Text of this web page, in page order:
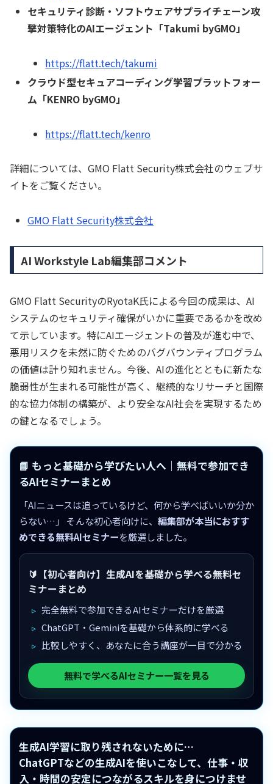
セキュリティ診断・ソフトウェアサプライチェーン攻
撃対策特化のAIエージェント「Takumi byGMO」
https://flatt.tech/takumi
クラウド型セキュアコーディング学習プラットフォー
ム「KENRO byGMO」
https://flatt.tech/kenro
詳細については、GMO Flatt Security株式会社のウェブサ
イトをご覧ください。
GMO Flatt Security株式会社
AI Workstyle Lab編集部コメント
GMO Flatt SecurityのRyotaK氏による今回の成果は、AI
システムのセキュリティ確保がいかに重要であるかを改め
て示しています。特にAIエージェントの普及が進む中で、
悪用リスクを未然に防ぐためのバグバウンティプログラム
の価値は計り知れません。今後、AIの進化とともに新たな
脆弱性が生まれる可能性が高く、継続的なリサーチと国際
的な協力体制の構築が、より安全なAI社会を実現するため
の鍵となるでしょう。
📘 もっと基礎から学びたい人へ｜無料で参加でき
るAIセミナーまとめ
「AIニュースは追っているけど、何から学べばいいか分か
らない…」 そんな初心者向けに、 編集部が本当におすす
めできる無料AIセミナーを厳選しました。
🔰【初心者向け】生成AIを基礎から学べる無料セ
ミナーまとめ
完全無料で参加できるAIセミナーだけを厳選
ChatGPT・Geminiを基礎から体系的に学べる
比較しやすく、あなたに合う講座が一目で分かる
無料で学べるAIセミナー一覧を見る
生成AI学習に取り残されないために…
ChatGPTなどの生成AIを使いこなして、仕事・収
入・時間の安定につながるスキルを身につけませ